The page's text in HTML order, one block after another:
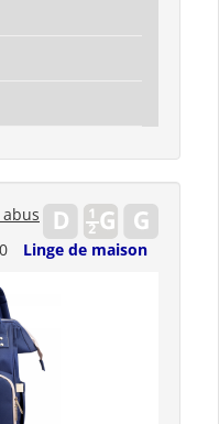
Linge de maison